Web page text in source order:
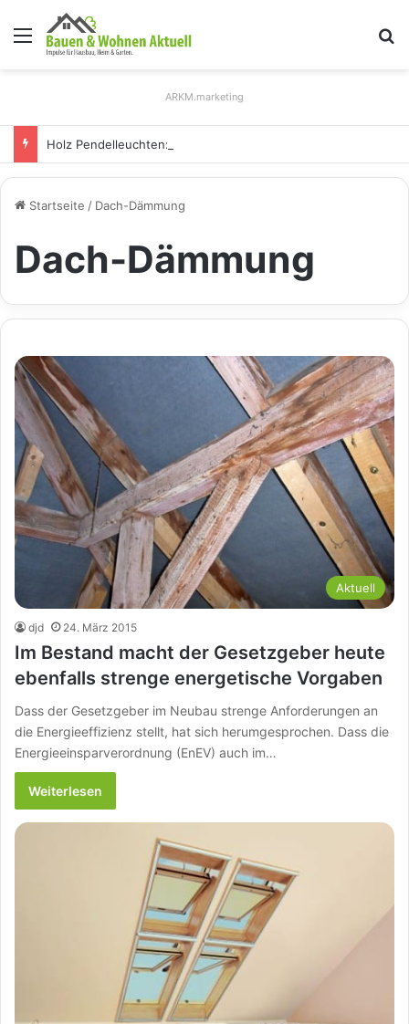
Menü
ARKM.marketing
Startseite / Dach-Dämmung
Dach-Dämmung
Aktuell
djd 24. März 2015
Im Bestand macht der Gesetzgeber heute
ebenfalls strenge energetische Vorgaben
Dass der Gesetzgeber im Neubau strenge Anforderungen an
die Energieeffizienz stellt, hat sich herumgesprochen. Dass die
Energieeinsparverordnung (EnEV) auch im…
Weiterlesen